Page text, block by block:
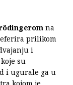
na
prilikom
i
su
i ugurale ga u
kojom je